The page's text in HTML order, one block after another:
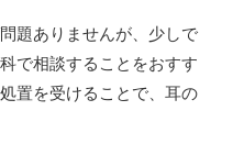
題ありませんが、少しで
で相談することをおすす
置を受けることで、耳の